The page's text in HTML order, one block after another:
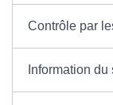
Contrôle par
Information